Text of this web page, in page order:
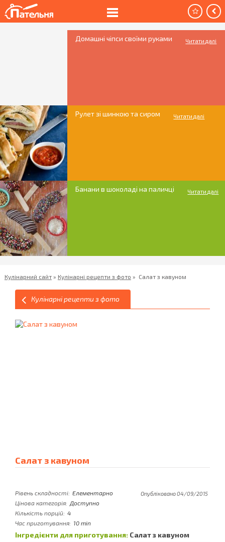
Домашні чіпси своїми руками Читати далі
Рулет зі шинкою та сиром Читати далі
Банани в шоколаді на паличці Читати далі
Кулінарний сайт» Кулінарні рецепти з фото » Салат з кавуном
Кулінарні рецепти з фото
Салат з кавуном
Рівень складності: Елементарно
Цінова категорія: Доступно
Кількість порцій: 4
Час приготування: 10 min
Опубліковано 04/09/2015
Інгредієнти для приготування: Салат з кавуном